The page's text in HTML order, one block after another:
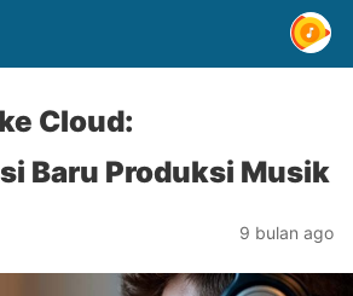
Cloud:
Baru Produksi Musik
9 bulan ago